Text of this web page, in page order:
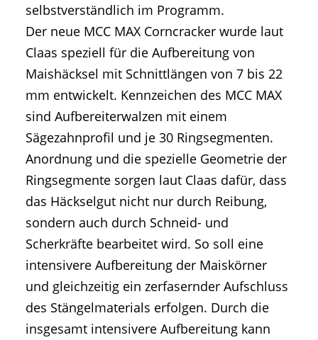
selbstverständlich im Programm.
Der neue MCC MAX Corncracker wurde laut
Claas speziell für die Aufbereitung von
Maishäcksel mit Schnittlängen von 7 bis 22
mm entwickelt. Kennzeichen des MCC MAX
sind Aufbereiterwalzen mit einem
Sägezahnprofil und je 30 Ringsegmenten.
Anordnung und die spezielle Geometrie der
Ringsegmente sorgen laut Claas dafür, dass
das Häckselgut nicht nur durch Reibung,
sondern auch durch Schneid- und
Scherkräfte bearbeitet wird. So soll eine
intensivere Aufbereitung der Maiskörner
und gleichzeitig ein zerfasernder Aufschluss
des Stängelmaterials erfolgen. Durch die
insgesamt intensivere Aufbereitung kann